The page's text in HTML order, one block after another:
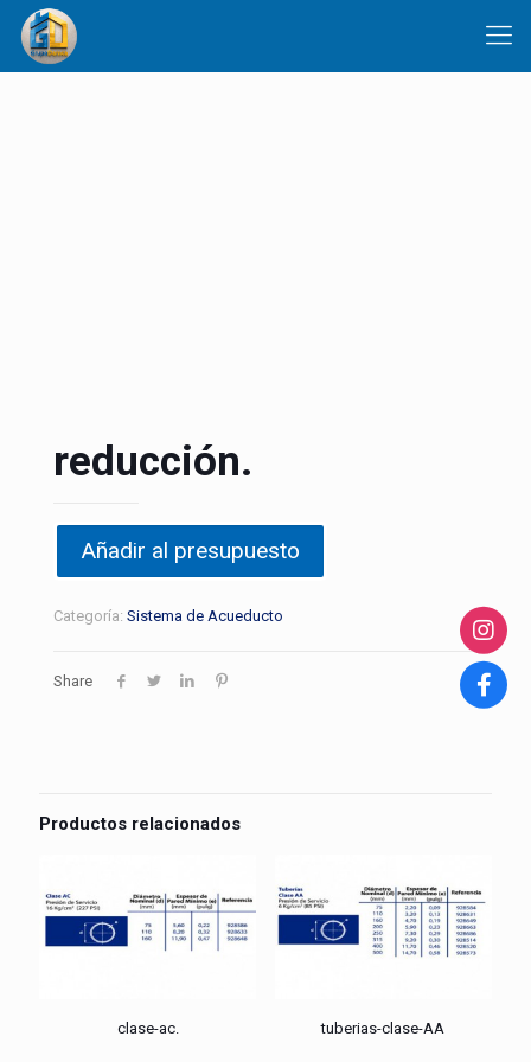
reducción.
Añadir al presupuesto
Categoría: Sistema de Acueducto
Share
Productos relacionados
clase-ac. tuberias-clase-AA